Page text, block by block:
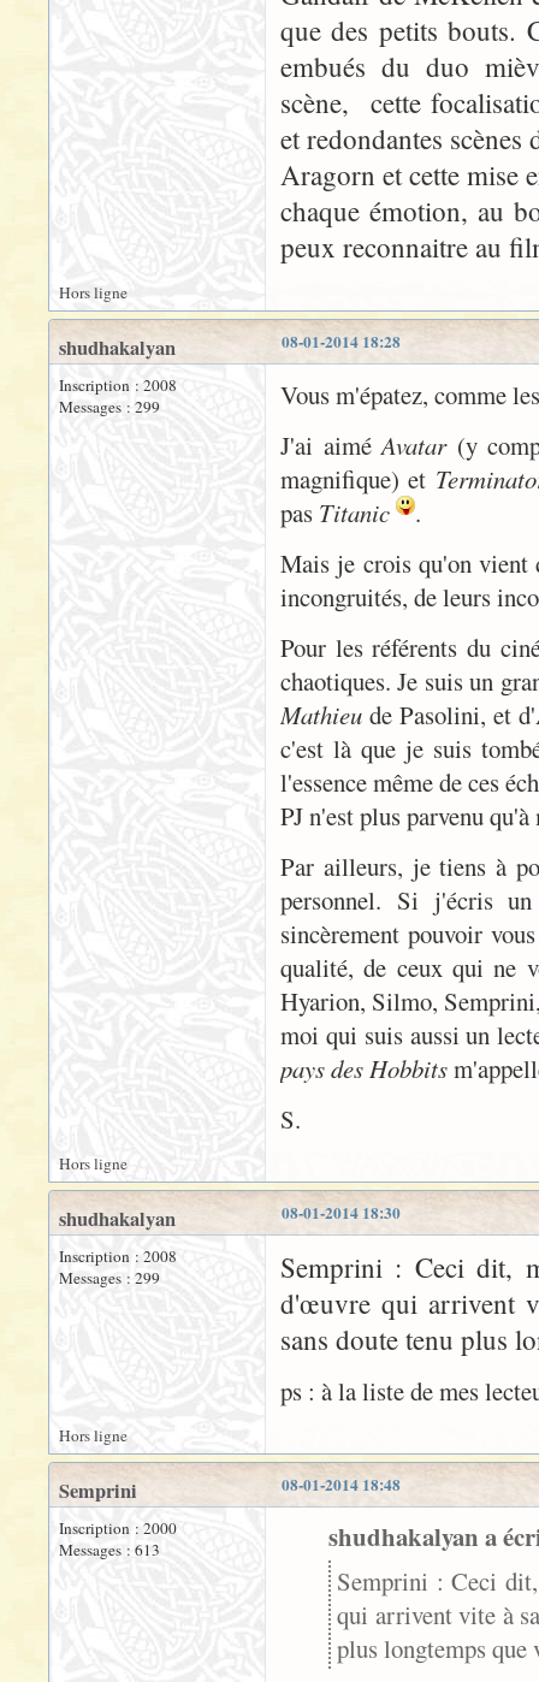
que des petits bouts.
embués du duo
scène, cette
et redondantes
Aragorn et cette mise
chaque émotion, au
peux reconnaitre au
Hors ligne
08-01-2014 18:28
shudhakalyan
Inscription : 2008
Messages : 299
Vous m'épatez, comme
J'ai aiméAvatar(y
magnifique) et
pas Titanic
.
Mais je crois qu'on vient
incongruités, de leurs
Pour les référents du
chaotiques. Je suis un
Mathieu de Pasolini, et
c'est là que je suis
l'essence même de ces
PJ n'est plus parvenu
Par ailleurs, je tiens à
personnel. Si j'écris
sincèrement pouvoir
qualité, de ceux qui ne
Hyarion, Silmo,
moi qui suis aussi un
pays des Hobbits
S.
Hors ligne
08-01-2014 18:30
shudhakalyan
Inscription : 2008
Messages : 299
Semprini : Ceci dit,
d'œuvre qui arrivent
sans doute tenu plus
ps : à la liste de mes
Hors ligne
08-01-2014 18:48
Semprini
Inscription : 2000
Messages : 613
shudhakalyan a
Semprini : Ceci
qui arrivent vite à
plus longtemps que